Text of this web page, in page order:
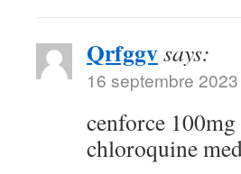
Qrfggvsays:
16 septembre
cenforce
chloroquine